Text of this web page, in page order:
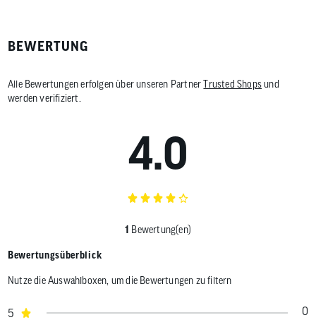
BEWERTUNG
Alle Bewertungen erfolgen über unseren PartnerTrusted Shopsund
werden verifiziert.
4.0
1 Bewertung(en)
Bewertungsüberblick
Nutze die Auswahlboxen, um die Bewertungen zu filtern
5 0